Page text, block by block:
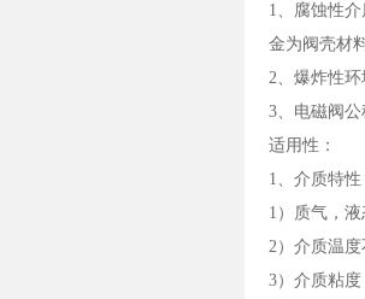
1、腐蚀性
金为阀壳材
2、爆炸性
3、电磁阀
适用性：
1、介质特性
1）质气，
2）介质温
3）介质粘